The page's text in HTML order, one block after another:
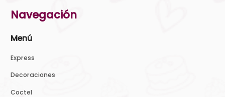
Navegación
Menú
Express
Decoraciones
Coctel